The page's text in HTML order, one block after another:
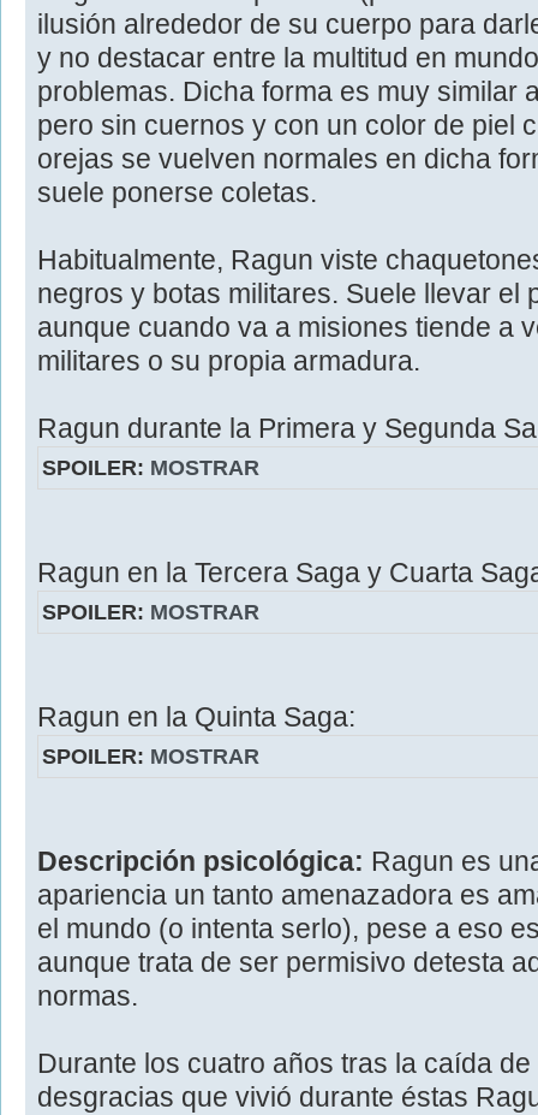
ilusión alrededor de su cuerpo para
y no destacar entre la multitud en
problemas. Dicha forma es muy similar
pero sin cuernos y con un color de piel
orejas se vuelven normales en dicha
suele ponerse coletas.
Habitualmente, Ragun viste
negros y botas militares. Suele llevar el
aunque cuando va a misiones tiende a
militares o su propia armadura.
Ragun durante la Primera y Segunda
SPOILER: MOSTRAR
Ragun en la Tercera Saga y Cuarta
SPOILER: MOSTRAR
Ragun en la Quinta Saga:
SPOILER: MOSTRAR
Descripción psicológica: Ragun es
apariencia un tanto amenazadora es
el mundo (o intenta serlo), pese a eso
aunque trata de ser permisivo detesta
normas.
Durante los cuatro años tras la caída
desgracias que vivió durante éstas